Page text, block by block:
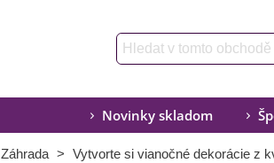
Novinky skladom
Záhrada > Vytvorte si vianočné dekorácie z